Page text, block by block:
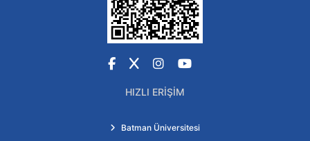
Facebook
X Instagram
YouTube
HIZLI ERIŞIM
Batman Üniversitesi